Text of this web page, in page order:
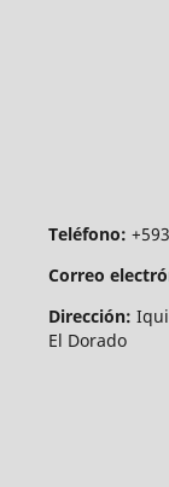
Teléfono:
Correo
Dirección:
El Dorado